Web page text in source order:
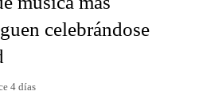
celebrándose
4 días